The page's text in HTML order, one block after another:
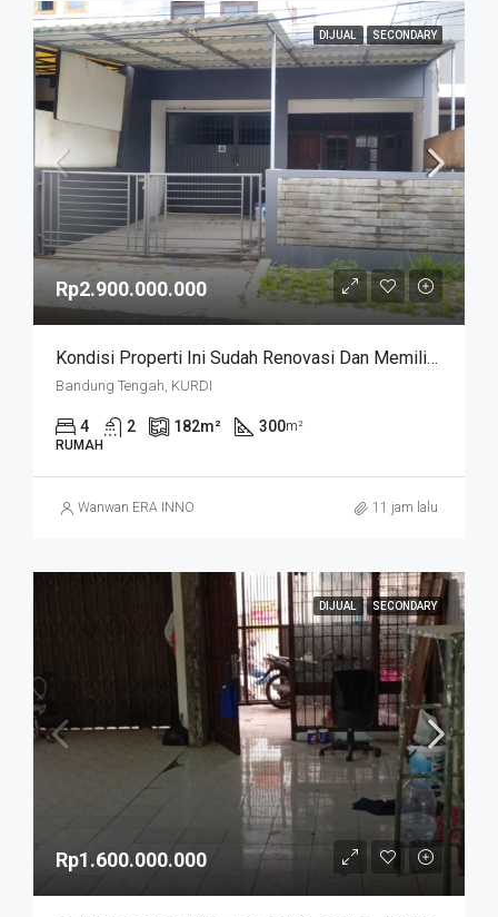
DIJUAL SECONDARY
Rp2.900.000.000
Kondisi Properti Ini Sudah Renovasi Dan Memiliki Desain Scandinavian Yang Menambah Daya Tarik Dan Estetika Properti Ini. Rumah Ini Berada Di Area Perumahan/komplek. Kurdi Timur
Bandung Tengah, KURDI
4 2 182m² 300m²
RUMAH
Wanwan ERA INNO 11 jam lalu
DIJUAL SECONDARY
Rp1.600.000.000